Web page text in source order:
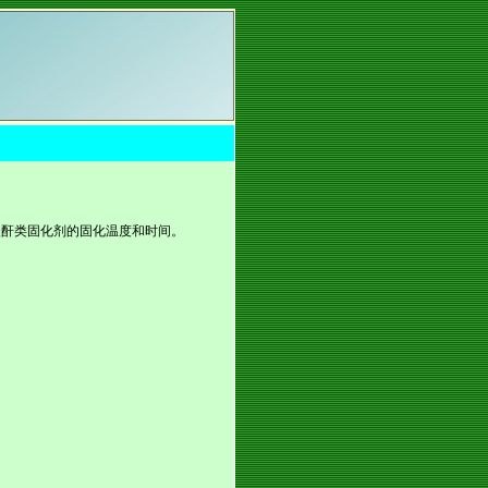
类固化剂的固化温度和时间。